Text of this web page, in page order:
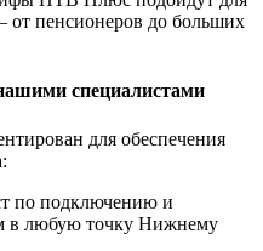
от пенсионеров до больших
специалистами
для обеспечения
по подключению и
в любую точку Нижнему